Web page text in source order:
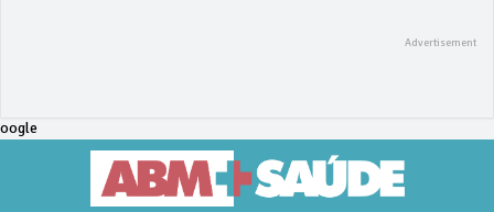
oogle